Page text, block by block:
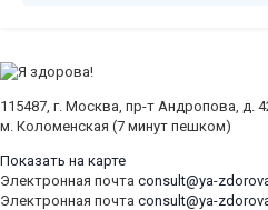
115487, г. Москва, пр-т Андропова, д.
м. Коломенская (7 минут пешком)
Показать на карте
Электронная почта consult@ya-
Электронная почта consult@ya-